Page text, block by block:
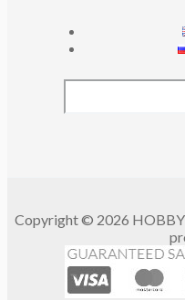
Copyright © 2026